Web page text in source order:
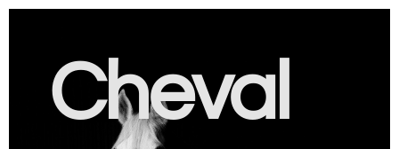
Cheval